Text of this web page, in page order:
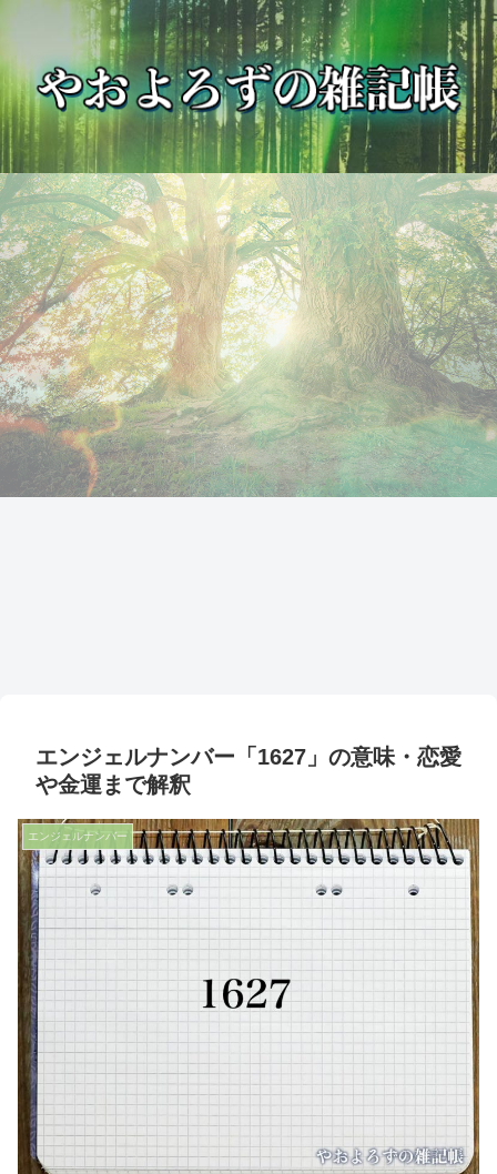
エンジェルナンバー「1627」の意味・恋愛
や金運まで解釈
エンジェルナンバー